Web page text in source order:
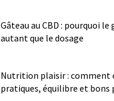
Gâteau au CBD : pourquoi
autant que le dosage
Nutrition plaisir : comment
pratiques, équilibre et bons